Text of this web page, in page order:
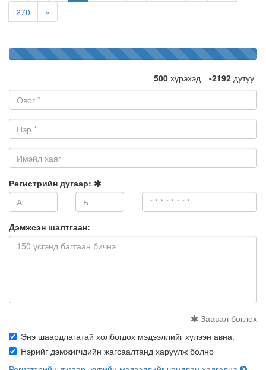
270
»
100%
500 хүрэхэд -2192 дутуу
Овог:
Нэр:
Имэйл
хаяг:
Регистрийн дугаар:
Дэмжсэн шалтгаан:
Заавал бөглөх
Энэ шаардлагатай холбогдох мэдээллийг хүлээн авна.
Нэрийг дэмжигчдийн жагсаалтанд харуулж болно